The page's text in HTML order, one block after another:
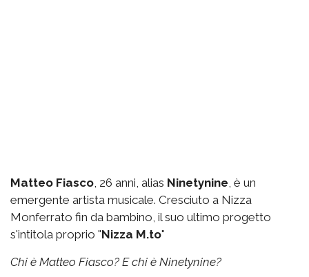
Matteo Fiasco , 26 anni, alias Ninetynine , è un
emergente artista musicale. Cresciuto a Nizza
Monferrato fin da bambino, il suo ultimo progetto
s'intitola proprio "Nizza M.to"
Chi è Matteo Fiasco? E chi è Ninetynine?